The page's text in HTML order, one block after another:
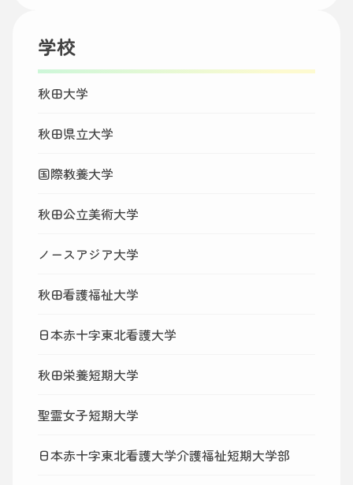
学校
秋田大学
秋田県立大学
国際教養大学
秋田公立美術大学
ノースアジア大学
秋田看護福祉大学
日本赤十字東北看護大学
秋田栄養短期大学
聖霊女子短期大学
日本赤十字東北看護大学介護福祉短期大学部